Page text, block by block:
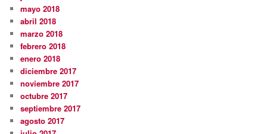
mayo 2018
abril 2018
marzo 2018
febrero 2018
enero 2018
diciembre 2017
noviembre 2017
octubre 2017
septiembre 2017
agosto 2017